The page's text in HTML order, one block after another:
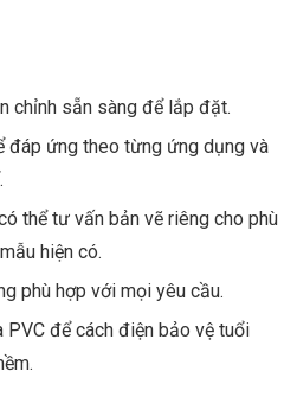
chỉnh sẵn sàng để lắp đặt.
đáp ứng theo từng ứng dụng và
thể tư vấn bản vẽ riêng cho phù
hiện có.
phù hợp với mọi yêu cầu.
PVC để cách điện bảo vệ tuổi